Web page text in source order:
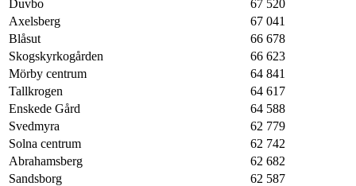
Duvbo
67 520
Axelsberg
67 041
Blåsut
66 678
Skogskyrkogården
66 623
Mörby centrum
64 841
Tallkrogen
64 617
Enskede Gård
64 588
Svedmyra
62 779
Solna centrum
62 742
Abrahamsberg
62 682
Sandsborg
62 587